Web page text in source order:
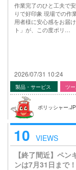
作業完了のひと工夫で
りで好印象 現場での作
用者様に安心感をお届
ト」が、この度ポリ…
2026/07/31 10:24
製品・サービス ツ
ポリッシャー.JP
10 VIEWS
【終了間近】ペ
ンは7月31日まで！